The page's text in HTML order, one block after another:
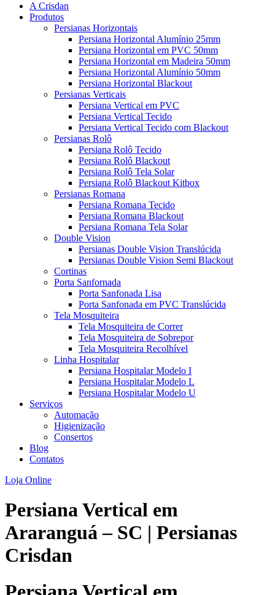
A Crisdan
Produtos
Persianas Horizontais
Persiana Horizontal Alumínio 25mm
Persiana Horizontal em PVC 50mm
Persiana Horizontal em Madeira 50mm
Persiana Horizontal Alumínio 50mm
Persiana Horizontal Blackout
Persianas Verticais
Persiana Vertical em PVC
Persiana Vertical Tecido
Persiana Vertical Tecido com Blackout
Persianas Rolô
Persiana Rolô Tecido
Persiana Rolô Blackout
Persiana Rolô Tela Solar
Persiana Rolô Blackout Kitbox
Persianas Romana
Persiana Romana Tecido
Persiana Romana Blackout
Persiana Romana Tela Solar
Double Vision
Persianas Double Vision Translúcida
Persianas Double Vision Semi Blackout
Cortinas
Porta Sanfornada
Porta Sanfonada Lisa
Porta Sanfonada em PVC Translúcida
Tela Mosquiteira
Tela Mosquiteira de Correr
Tela Mosquiteira de Sobrepor
Tela Mosquiteira Recolhível
Linha Hospitalar
Persiana Hospitalar Modelo I
Persiana Hospitalar Modelo L
Persiana Hospitalar Modelo U
Serviços
Automação
Higienização
Consertos
Blog
Contatos
Loja Online
Persiana Vertical em
Araranguá – SC | Persianas
Crisdan